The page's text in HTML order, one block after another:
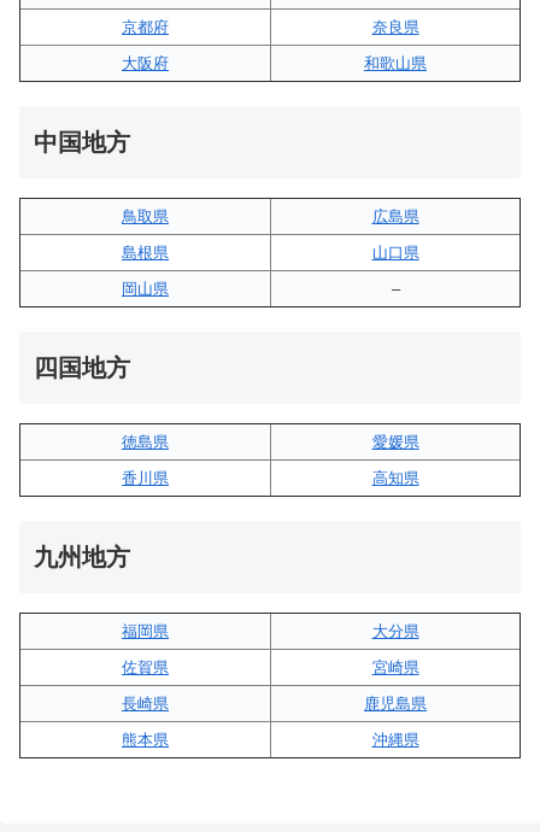
京都府
奈良県
大阪府
和歌山県
中国地方
鳥取県
広島県
島根県
山口県
岡山県
–
四国地方
徳島県
愛媛県
香川県
高知県
九州地方
福岡県
大分県
佐賀県
宮崎県
長崎県
鹿児島県
熊本県
沖縄県